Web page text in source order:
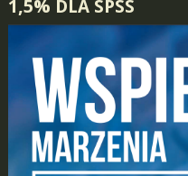
1,5% DLA SPSS